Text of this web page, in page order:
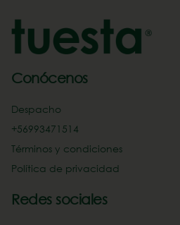
Conócenos
Despacho
+56993471514‬
Términos y condiciones
Política de privacidad
Redes sociales